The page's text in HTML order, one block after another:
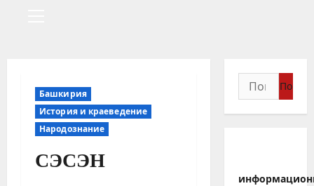
Башкирия
История и краеведение
Народознание
СЭСЭН
Найти: